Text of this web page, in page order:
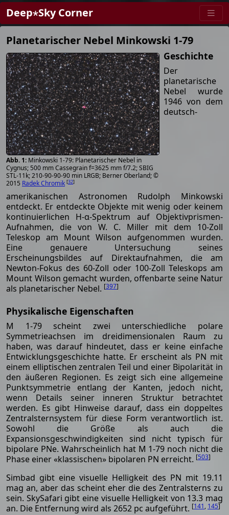
Deep⋆Sky Corner
Planetarischer Nebel Minkowski 1-79
Minkowski 1-79: Planetarischer Nebel in
Cygnus; 500 mm Cassegrain f=3625 mm f/7.2; SBIG
STL-11k; 210-90-90-90 min LRGB; Berner Oberland; ©
2015 Radek Chromik [32]
Geschichte
Der
planetarische
Nebel wurde
1946 von dem
deutsch-
amerikanischen Astronomen Rudolph Minkowski
entdeckt. Er entdeckte Objekte mit wenig oder keinem
kontinuierlichen H-α-Spektrum auf Objektivprismen-
Aufnahmen, die von W. C. Miller mit dem 10-Zoll
Teleskop am Mount Wilson aufgenommen wurden.
Eine genauere Untersuchung seines
Erscheinungsbildes auf Direktaufnahmen, die am
Newton-Fokus des 60-Zoll oder 100-Zoll Teleskops am
Mount Wilson gemacht wurden, offenbarte seine Natur
als planetarischer Nebel. [397]
Physikalische Eigenschaften
M 1-79 scheint zwei unterschiedliche polare
Symmetrieachsen im dreidimensionalen Raum zu
haben, was darauf hindeutet, dass er keine einfache
Entwicklungsgeschichte hatte. Er erscheint als PN mit
einem elliptischen zentralen Teil und einer Bipolarität in
den äußeren Regionen. Es zeigt sich eine allgemeine
Punktsymmetrie entlang der Kanten, jedoch nicht,
wenn Details seiner inneren Struktur betrachtet
werden. Es gibt Hinweise darauf, dass ein doppeltes
Zentralsternsystem für diese Form verantwortlich ist.
Sowohl die Größe als auch die
Expansionsgeschwindigkeiten sind nicht typisch für
bipolare PNe. Wahrscheinlich hat M 1-79 noch nicht die
Phase einer «klassischen» bipolaren PN erreicht. [503]
Simbad gibt eine visuelle Helligkeit des PN mit 19.11
mag an, aber das scheint eher die des Zentralsterns zu
sein. SkySafari gibt eine visuelle Helligkeit von 13.3 mag
an. Die Entfernung wird als 2652 pc aufgeführt. [141, 145]